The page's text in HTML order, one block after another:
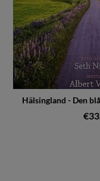
Hälsingland - Den